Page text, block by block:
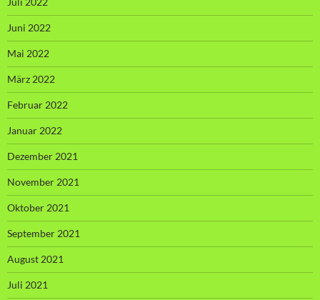
Juni 2022
Mai 2022
März 2022
Februar 2022
Januar 2022
Dezember 2021
November 2021
Oktober 2021
September 2021
August 2021
Juli 2021